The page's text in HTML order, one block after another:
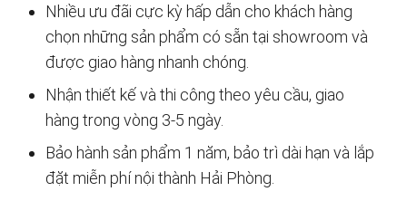
Nhiều ưu đãi cực kỳ hấp dẫn cho khách hàng
chọn những sản phẩm có sẵn tại showroom và
được giao hàng nhanh chóng.
Nhận thiết kế và thi công theo yêu cầu, giao
hàng trong vòng 3-5 ngày.
Bảo hành sản phẩm 1 năm, bảo trì dài hạn và lắp
đặt miễn phí nội thành Hải Phòng.